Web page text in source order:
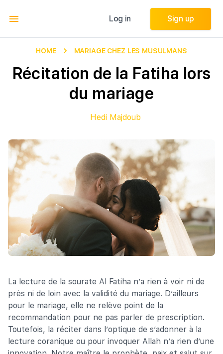
Log in Sign up
Log in Sign up
HOME MARIAGE CHEZ LES MUSULMANS
Récitation de la Fatiha lors
du mariage
Hedi Majdoub
La lecture de la sourate Al Fatiha n’a rien à voir ni de
près ni de loin avec la validité du mariage. D’ailleurs
pour le mariage, elle ne relève point de la
recommandation pour ne pas parler de prescription.
Toutefois, la réciter dans l’optique de s’adonner à la
lecture coranique ou pour invoquer Allah n’a rien d’une